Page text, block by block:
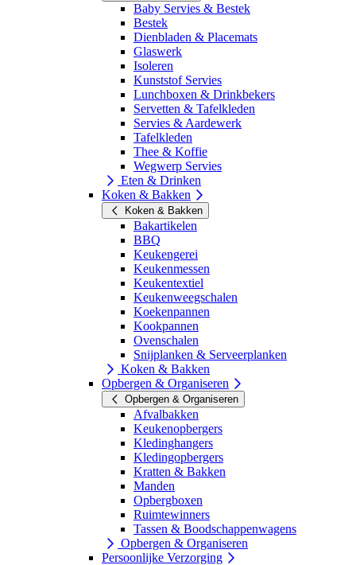
Baby Servies & Bestek
Bestek
Dienbladen & Placemats
Glaswerk
Isoleren
Kunststof Servies
Lunchboxen & Drinkbekers
Servetten & Tafelkleden
Servies & Aardewerk
Tafelkleden
Thee & Koffie
Wegwerp Servies
Eten & Drinken
Koken & Bakken
Koken & Bakken
Bakartikelen
BBQ
Keukengerei
Keukenmessen
Keukentextiel
Keukenweegschalen
Koekenpannen
Kookpannen
Ovenschalen
Snijplanken & Serveerplanken
Koken & Bakken
Opbergen & Organiseren
Opbergen & Organiseren
Afvalbakken
Keukenopbergers
Kledinghangers
Kledingopbergers
Kratten & Bakken
Manden
Opbergboxen
Ruimtewinners
Tassen & Boodschappenwagens
Opbergen & Organiseren
Persoonlijke Verzorging